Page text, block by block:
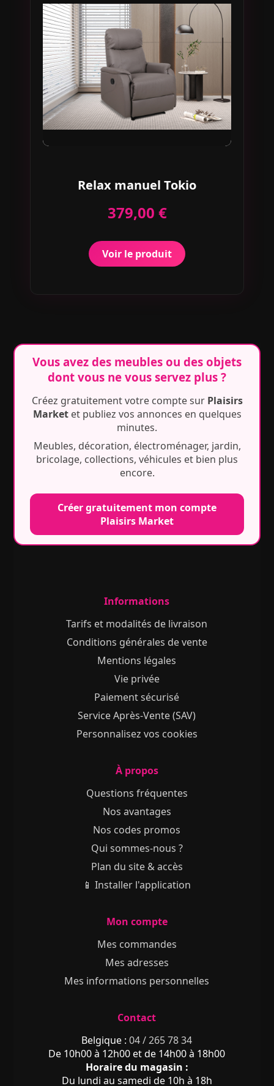
Relax manuel Tokio
379,00 €
Voir le produit
Vous avez des meubles ou des objets
dont vous ne vous servez plus ?
Créez gratuitement votre compte sur Plaisirs
Marketet publiez vos annonces en quelques
minutes.
Meubles, décoration, électroménager, jardin,
bricolage, collections, véhicules et bien plus
encore.
Créer gratuitement mon compte
Plaisirs Market
Informations
Tarifs et modalités de livraison
Conditions générales de vente
Mentions légales
Vie privée
Paiement sécurisé
Service Après-Vente (SAV)
Personnalisez vos cookies
À propos
Questions fréquentes
Nos avantages
Nos codes promos
Qui sommes-nous ?
Plan du site & accès
📱 Installer l'application
Mon compte
Mes commandes
Mes adresses
Mes informations personnelles
Contact
Belgique :04 / 265 78 34
De 10h00 à 12h00 et de 14h00 à 18h00
Horaire du magasin :
Du lundi au samedi de 10h à 18h